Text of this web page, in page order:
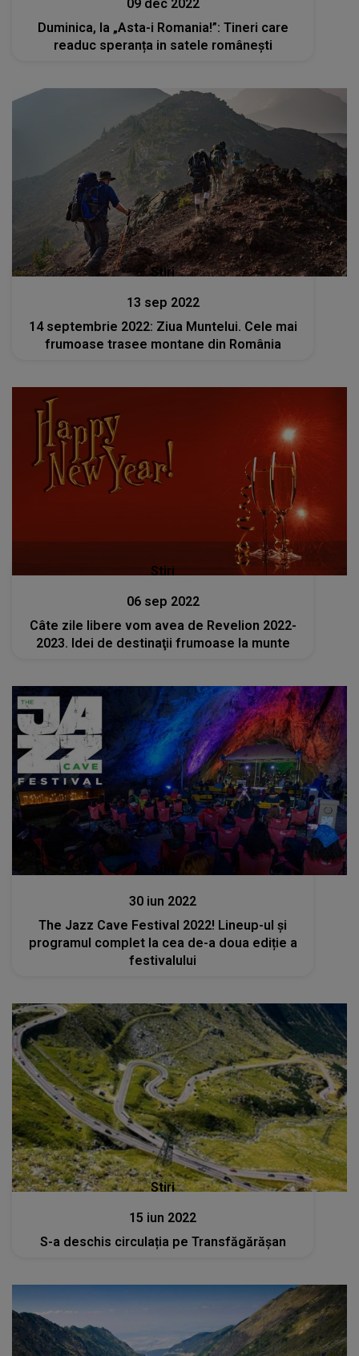
09 dec 2022
Duminica, la „Asta-i Romania!”: Tineri care
readuc speranța in satele românești
Stiri
13 sep 2022
14 septembrie 2022: Ziua Muntelui. Cele mai
frumoase trasee montane din România
Stiri
06 sep 2022
Câte zile libere vom avea de Revelion 2022-
2023. Idei de destinaţii frumoase la munte
Stiri
30 iun 2022
The Jazz Cave Festival 2022! Lineup-ul și
programul complet la cea de-a doua ediție a
festivalului
Stiri
15 iun 2022
S-a deschis circulația pe Transfăgărăşan